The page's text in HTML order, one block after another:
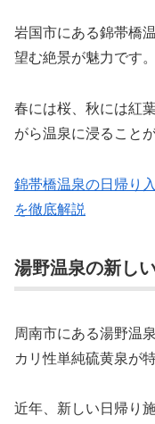
岩国市にある錦帯橋
望む絶景が魅力です。
春には桜、秋には紅
がら温泉に浸ること
錦帯橋温泉の日帰り
を徹底解説
湯野温泉の新し
周南市にある湯野温
カリ性単純硫黄泉が特
近年、新しい日帰り